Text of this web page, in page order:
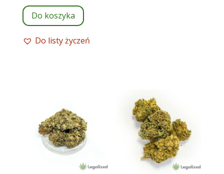
249,00 zł.
CBD
CannabiGold
Terpenes+
Do koszyka
Do listy życzeń